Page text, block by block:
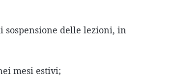
delle lezioni, in
mesi estivi;